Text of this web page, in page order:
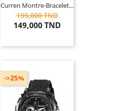
Curren Montre-Bracelet...
199,000 TND
149,000 TND
->25%